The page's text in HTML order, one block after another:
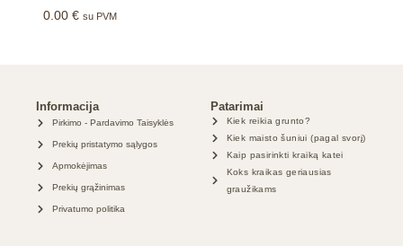
0.00 € su PVM
Informacija
Pirkimo - Pardavimo Taisyklės
Prekių pristatymo sąlygos
Apmokėjimas
Prekių grąžinimas
Privatumo politika
Patarimai
Kiek reikia grunto?
Kiek maisto šuniui (pagal svorį)
Kaip pasirinkti kraiką katei
Koks kraikas geriausias
graužikams